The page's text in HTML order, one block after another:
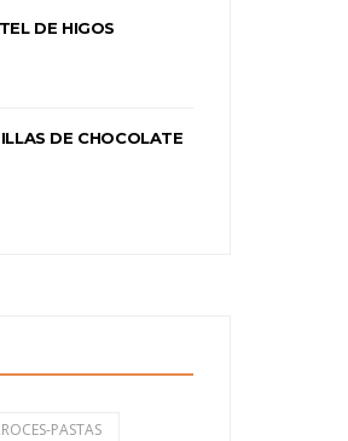
DE HIGOS
DE CHOCOLATE
PASTAS